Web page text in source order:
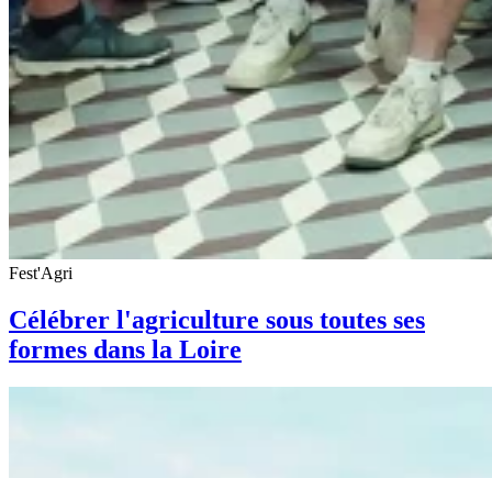
Fest'Agri
Célébrer l'agriculture sous toutes ses
formes dans la Loire